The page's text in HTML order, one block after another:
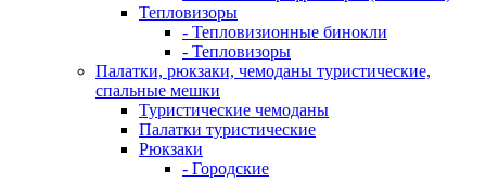
Тепловизоры
- Тепловизионные бинокли
- Тепловизоры
Палатки, рюкзаки, чемоданы туристические,
спальные мешки
Туристические чемоданы
Палатки туристические
Рюкзаки
- Городские